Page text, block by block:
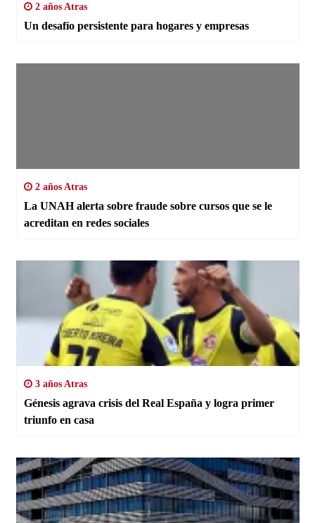
2 años Atras
Un desafío persistente para hogares y empresas
2 años Atras
La UNAH alerta sobre fraude sobre cursos que se le
acreditan en redes sociales
3 años Atras
Génesis agrava crisis del Real España y logra primer
triunfo en casa